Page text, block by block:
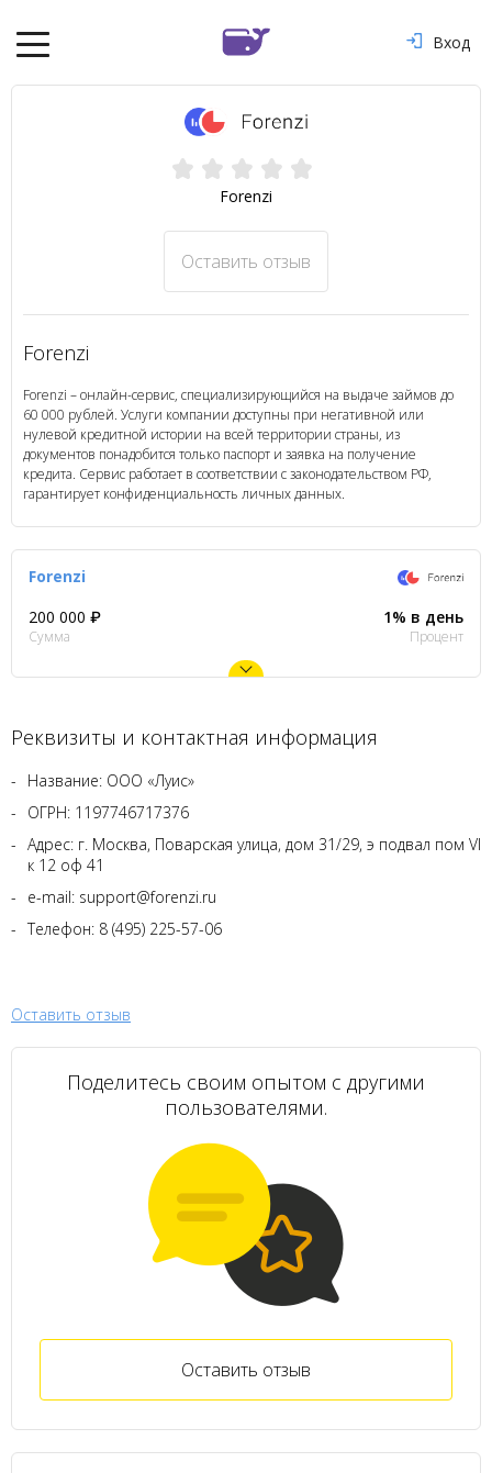
Вход
Forenzi
Оставить отзыв
Forenzi
Forenzi – онлайн-сервис, специализирующийся на выдаче займов до
60 000 рублей. Услуги компании доступны при негативной или
нулевой кредитной истории на всей территории страны, из
документов понадобится только паспорт и заявка на получение
кредита. Сервис работает в соответствии с законодательством РФ,
гарантирует конфиденциальность личных данных.
Forenzi
200 000 ₽
Сумма
1% в день
Процент
Реквизиты и контактная информация
Название: ООО «Лyис»
ОГРН: 1197746717376
Адрес: г. Москва, Поварская улица, дом 31/29, э подвал пом VI
к 12 оф 41
e-mail: support@forenzi.ru
Телефон: 8 (495) 225-57-06
Оставить отзыв
Поделитесь своим опытом с другими
пользователями.
Оставить отзыв